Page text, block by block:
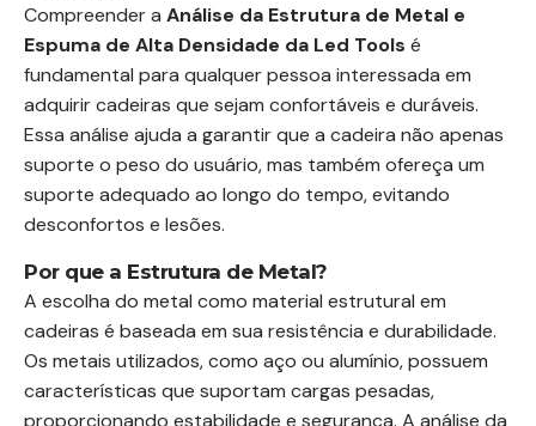
Compreender a Análise da Estrutura de Metal e
Espuma de Alta Densidade da Led Tools é
fundamental para qualquer pessoa interessada em
adquirir cadeiras que sejam confortáveis e duráveis.
Essa análise ajuda a garantir que a cadeira não apenas
suporte o peso do usuário, mas também ofereça um
suporte adequado ao longo do tempo, evitando
desconfortos e lesões.
Por que a Estrutura de Metal?
A escolha do metal como material estrutural em
cadeiras é baseada em sua resistência e durabilidade.
Os metais utilizados, como aço ou alumínio, possuem
características que suportam cargas pesadas,
proporcionando estabilidade e segurança. A análise da